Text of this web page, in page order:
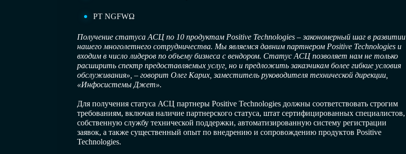
PT NGFWΩ
Получение статуса АСЦ по 10 продуктам Positive Technologies – закономерный шаг в развитии
нашего многолетнего сотрудничества. Мы являемся давним партнером Positive Technologies и
входим в число лидеров по объему бизнеса с вендором. Статус АСЦ позволяет нам не только
расширить спектр предоставляемых услуг, но и предложить заказчикам более гибкие условия
обслуживания», – говорит Олег Карих, заместитель руководителя технической дирекции,
«Инфосистемы Джет».
Для получения статуса АСЦ партнеры Positive Technologies должны соответствовать строгим
требованиям, включая наличие партнерского статуса, штат сертифицированных специалистов,
собственную службу технической поддержки, автоматизированную систему регистрации
заявок, а также существенный опыт по внедрению и сопровождению продуктов Positive
Technologies.